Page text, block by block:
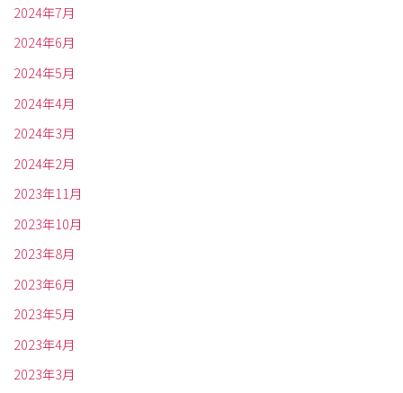
2024年7月
2024年6月
2024年5月
2024年4月
2024年3月
2024年2月
2023年11月
2023年10月
2023年8月
2023年6月
2023年5月
2023年4月
2023年3月